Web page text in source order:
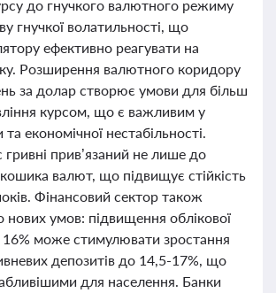
до гнучкого валютного режиму
гнучкої волатильності, що
ефективно реагувати на
Розширення валютного коридору
за долар створює умови для більш
курсом, що є важливим у
та економічної нестабільності.
прив’язаний не лише до
валют, що підвищує стійкість
Фінансовий сектор також
нових умов: підвищення облікової
може стимулювати зростання
депозитів до 14,5-17%, що
для населення. Банки